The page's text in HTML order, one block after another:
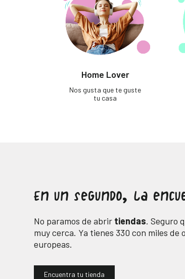
Home Lover
Nos gusta que te guste
tu casa
En un segundo, la
No paramos de abrir tiendas. Seguro
muy cerca. Ya tienes 330 con miles de
europeas.
Encuentra tu tienda